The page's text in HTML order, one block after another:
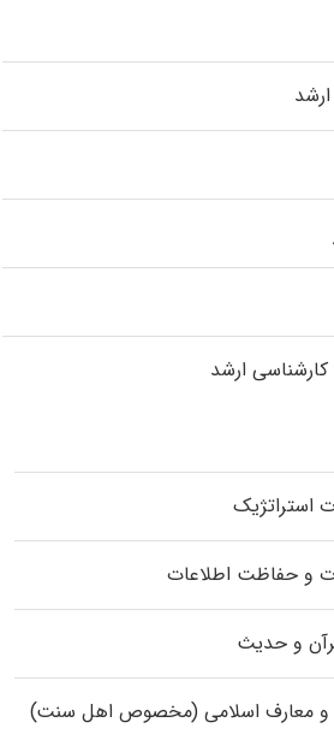
ارشد
استراتژیک
و حفاظت اطلاعات
و حدیث
و معارف اسلامی (مخصوص اهل سنت)